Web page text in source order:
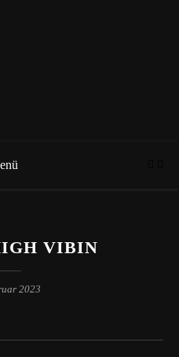
VIBIN
2023